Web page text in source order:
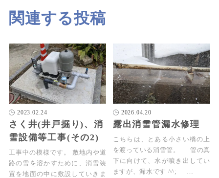
関連する投稿
2023.02.24
さく井(井戸掘り)、消
雪設備等工事(その2)
工事中の模様です。 敷地内や道
路の雪を溶かすために、消雪装
置を地面の中に敷設していきま
2026.04.20
露出消雪管漏水修理
こちらは、とある小さい橋の上
を渡っている消雪管。 管の真
下に向けて、水が噴き出してい
ますが、漏水です ^^; …